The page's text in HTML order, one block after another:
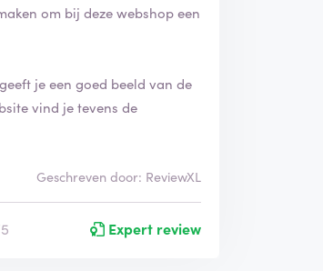
om bij deze webshop een
Geschreven door: ReviewXL
Expert review